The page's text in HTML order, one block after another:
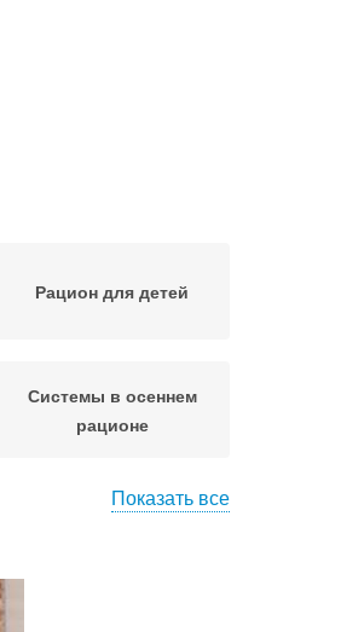
Рацион для детей
Системы в осеннем
рационе
Показать все